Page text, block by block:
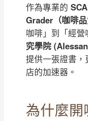
作為專業的
Grader（咖啡品
咖啡」到「經營
究學院
提供一張證書
店的加速器。
為什麼